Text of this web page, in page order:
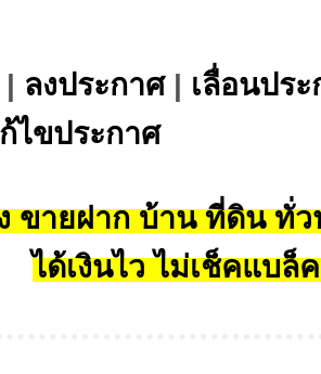
| ลงประกาศ| เลื่อนปร
ไขประกาศ
ขายฝาก บ้าน ที่ดิน ทั่ว
ได้เงินไว ไม่เช็คแบล็